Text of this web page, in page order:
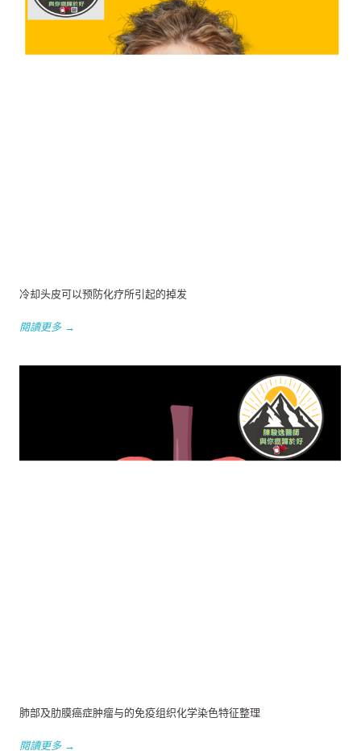
冷却头皮可以预防化疗所引起的掉发
閱讀更多 →
肺部及肋膜癌症肿瘤与的免疫组织化学染色特征整理
閱讀更多 →